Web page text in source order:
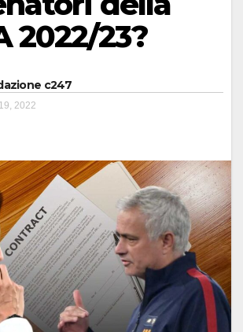
2022/23?
c247
2022